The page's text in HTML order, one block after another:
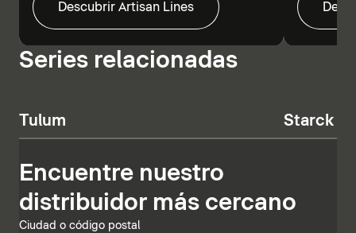
Descubrir Artisan Lines
Series relacionadas
Tulum Starck T
Encuentre nuestro
distribuidor más cercano
Ciudad o código postal